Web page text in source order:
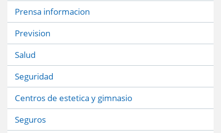
Prensa informacion
Prevision
Salud
Seguridad
Centros de estetica y gimnasio
Seguros